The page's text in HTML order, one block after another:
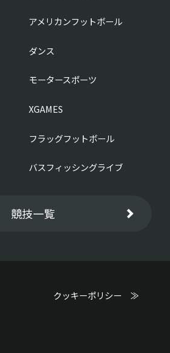
アメリカンフットボール
ダンス
モータースポーツ
XGAMES
フラッグフットボール
バスフィッシングライブ
競技一覧
クッキーポリシー ≫